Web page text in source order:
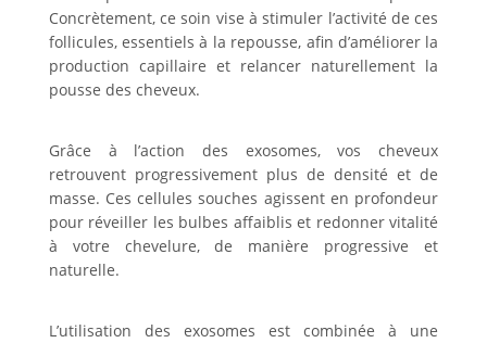
Concrètement, ce soin vise à stimuler l’activité de ces
follicules, essentiels à la repousse, afin d’améliorer la
production capillaire et relancer naturellement la
pousse des cheveux.
Grâce à l’action des exosomes, vos cheveux
retrouvent progressivement plus de densité et de
masse. Ces cellules souches agissent en profondeur
pour réveiller les bulbes affaiblis et redonner vitalité
à votre chevelure, de manière progressive et
naturelle.
L’utilisation des exosomes est combinée à une